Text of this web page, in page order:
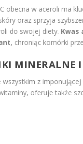
obecna w aceroli ma
oraz sprzyja
do swojej diety. Kwas
, chroniąc komórki
MINERALNE
wszystkim z
oferuje także